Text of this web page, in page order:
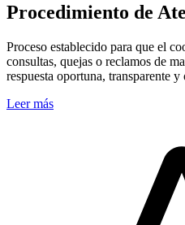
Procedimiento de
Proceso establecido para que el
consultas, quejas o reclamos de
respuesta oportuna, transparente
Leer más